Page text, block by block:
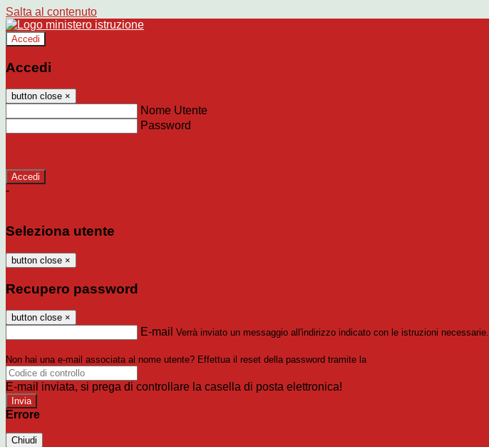
Salta al contenuto
Accedi
Accedi
button close ×
Nome Utente
Password
-
Seleziona utente
button close ×
Recupero password
button close ×
E-mail Verrà inviato un messaggio all'indirizzo indicato con le istruzioni necessarie.
Non hai una e-mail associata al nome utente? Effettua il reset della password tramite la
E-mail inviata, si prega di controllare la casella di posta elettronica!
Errore
Chiudi